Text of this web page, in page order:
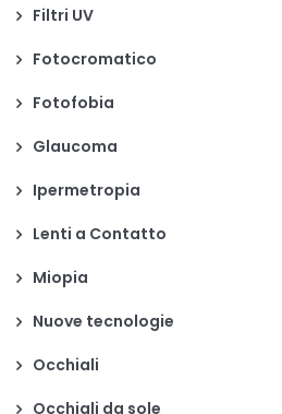
Filtri UV
Fotocromatico
Fotofobia
Glaucoma
Ipermetropia
Lenti a Contatto
Miopia
Nuove tecnologie
Occhiali
Occhiali da sole